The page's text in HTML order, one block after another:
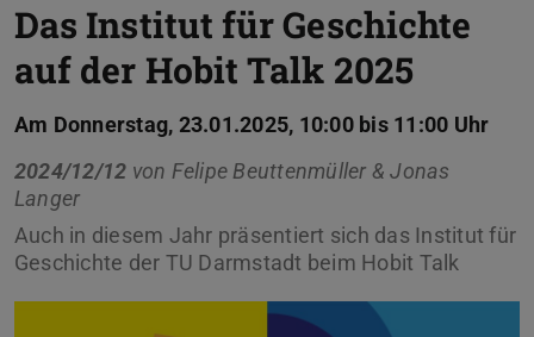
Das Institut für Geschichte
auf der Hobit Talk 2025
Am Donnerstag, 23.01.2025, 10:00 bis 11:00 Uhr
2024/12/12 von Felipe Beuttenmüller & Jonas
Langer
Auch in diesem Jahr präsentiert sich das Institut für
Geschichte der TU Darmstadt beim Hobit Talk